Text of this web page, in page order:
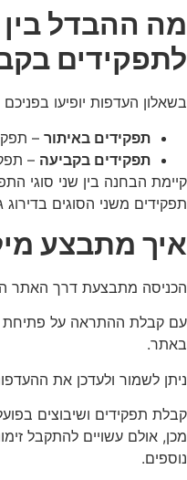
מה ההבדל
לתפקידים
בשאלון העדפות יופיעו
תפקידים באיתור –
תפקידים בקביעה –
קיימת הבחנה בין שני סוגי
תפקידים משני הסוגים בדירוג
איך מתבצע
הכניסה מתבצעת דרך האתר
עם קבלת ההתראה על פתיחת
באתר.
ניתן לשמור ולעדכן את
קבלת תפקידים ושיבוצים
מכן, אולם עשויים להתקבל
נוספים.